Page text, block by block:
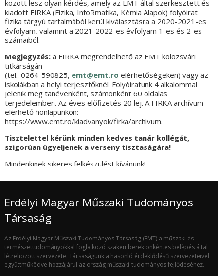
között lesz olyan kérdés, amely az EMT által szerkesztett és
kiadott FIRKA (Fizika, InfoRmatika, Kémia Alapok) folyóirat
fizika tárgyú tartalmából kerül kiválasztásra a 2020-2021-es
évfolyam, valamint a 2021-2022-es évfolyam 1-es és 2-es
számaiból.
Megjegyzés: a FIRKA megrendelhető az EMT kolozsvári
titkárságán
(tel.: 0264-590825, emt@emt.ro elérhetőségeken) vagy az
iskolákban a helyi terjesztőknél. Folyóiratunk 4 alkalommal
jelenik meg tanévenként, számonként 60 oldalas
terjedelemben. Az éves előfizetés 20 lej. A FIRKA archívum
elérhető honlapunkon:
https://www.emt.ro/kiadvanyok/firka/archivum.
Tisztelettel kérünk minden kedves tanár kollégát,
szigorúan ügyeljenek a verseny tisztaságára!
Mindenkinek sikeres felkészülést kívánunk!
Erdélyi Magyar Műszaki Tudományos
Társaság
Az Erdélyi Magyar Műszaki Tudományos Társaság (EMT) a műszaki és
természettudományokkal foglalkozó szakemberek önkéntes belépés által
létrehozott szervezete. Társaságunk a hasonló érdeklődésű szervezeteivel
együttműködve hozzájárul az ország műszaki-tudományos fejlődéséhez.